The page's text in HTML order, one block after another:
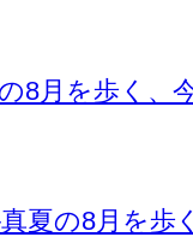
8月を歩く、
夏の8月を歩